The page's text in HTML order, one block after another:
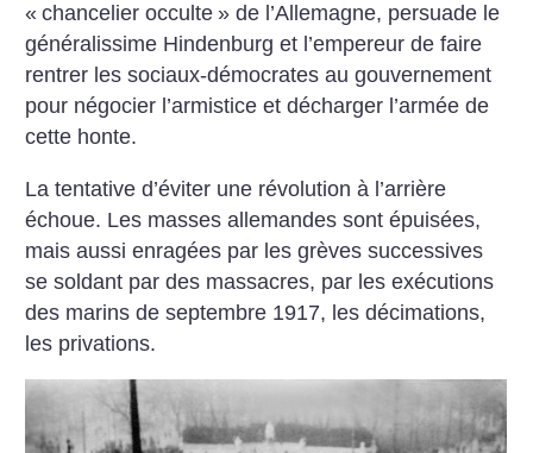
« chancelier occulte » de l’Allemagne, persuade le
généralissime Hindenburg et l’empereur de faire
rentrer les sociaux-démocrates au gouvernement
pour négocier l’armistice et décharger l’armée de
cette honte.
La tentative d’éviter une révolution à l’arrière
échoue. Les masses allemandes sont épuisées,
mais aussi enragées par les grèves successives
se soldant par des massacres, par les exécutions
des marins de septembre 1917, les décimations,
les privations.